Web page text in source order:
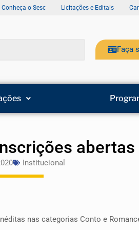
Conheça o Sesc Licitações e Editais
Faça
Institucional
nas categorias Conto e